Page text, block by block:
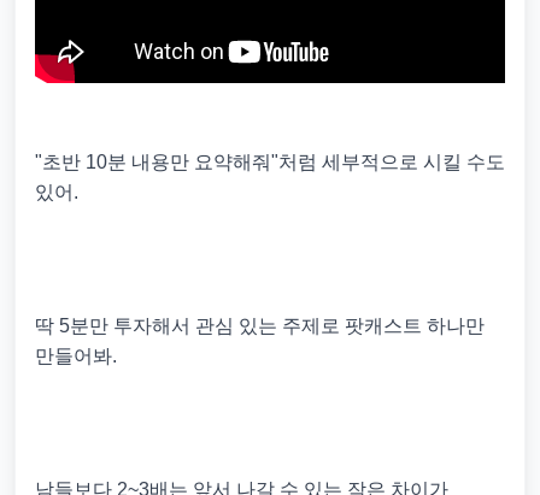
"초반 10분 내용만 요약해줘"처럼 세부적으로 시킬 수도
있어.
딱 5분만 투자해서 관심 있는 주제로 팟캐스트 하나만
만들어봐.
남들보다 2~3배는 앞서 나갈 수 있는 작은 차이가